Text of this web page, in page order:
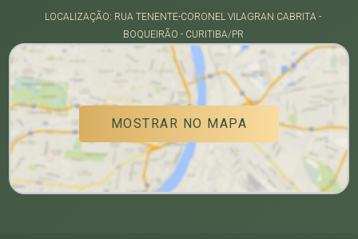
LOCALIZAÇÃO: RUA TENENTE-CORONEL VILAGRAN CABRITA -
BOQUEIRÃO - CURITIBA/PR
MOSTRAR NO MAPA